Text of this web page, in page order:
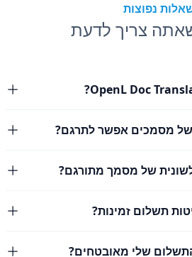
נפוצות
צריך לדעת
של מסמכים אפשר לתרגם?
של מסמך מתורגם?
תשלום זמינות?
שלי מאובטחים?